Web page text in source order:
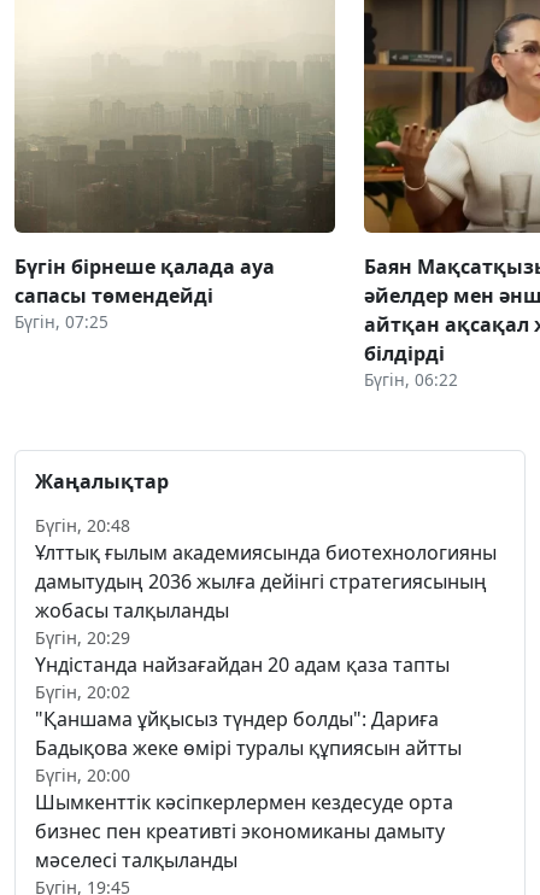
Бүгін бірнеше қалада ауа
сапасы төмендейді
Бүгін, 07:25
Баян
әйелдер мен
айтқан ақсақал
білдірді
Бүгін, 06:22
Жаңалықтар
Бүгін, 20:48
Ұлттық ғылым академиясында биотехнологияны
дамытудың 2036 жылға дейінгі стратегиясының
жобасы талқыланды
Бүгін, 20:29
Үндістанда найзағайдан 20 адам қаза тапты
Бүгін, 20:02
"Қаншама ұйқысыз түндер болды": Дариға
Бадықова жеке өмірі туралы құпиясын айтты
Бүгін, 20:00
Шымкенттік кәсіпкерлермен кездесуде орта
бизнес пен креативті экономиканы дамыту
мәселесі талқыланды
Бүгін, 19:45